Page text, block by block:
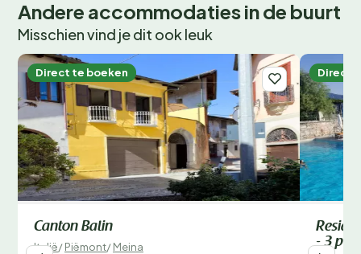
Andere accommodaties in de buurt
Misschien vind je dit ook leuk
Direct te boeken
Canton Balin
Italië/Piëmont/Meina
Direct
- 3 pers